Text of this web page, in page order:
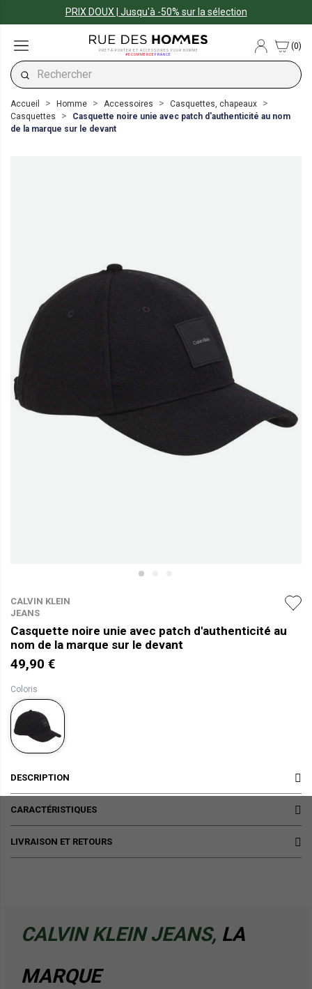
PRIX DOUX | Jusqu'à -50% sur la sélection
PRÊT-À-PORTER ET ACCESSOIRES POUR HOMME
#ECOMMERCEFRANCE
(0)
Accueil Homme Accessoires
Casquettes, chapeaux
Casquettes
Casquette noire unie avec patch d'authenticité au nom
de la marque sur le devant
CALVIN KLEIN
JEANS
Casquette noire unie avec patch d'authenticité au
nom de la marque sur le devant
49,90 €
Coloris
DESCRIPTION
CARACTÉRISTIQUES
LIVRAISON ET RETOURS
CALVIN KLEIN JEANS, LA
MARQUE